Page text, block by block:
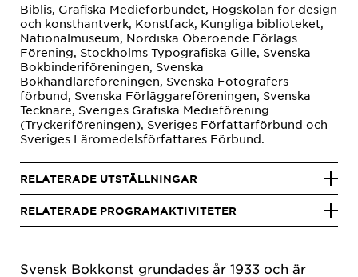
Svensk Bokkonst grundades år 1933 och är
Biblis, Grafiska Medieförbundet, Högskolan för design
och konsthantverk, Konstfack, Kungliga biblioteket,
Nationalmuseum, Nordiska Oberoende Förlags
Förening, Stockholms Typografiska Gille, Svenska
Bokbinderiföreningen, Svenska
Bokhandlareföreningen, Svenska Fotografers
förbund, Svenska Förläggareföreningen, Svenska
Tecknare, Sveriges Grafiska Medieförening
(Tryckeriföreningen), Sveriges Författarförbund och
Sveriges Läromedelsförfattares Förbund.
RELATERADE UTSTÄLLNINGAR
RELATERADE PROGRAMAKTIVITETER